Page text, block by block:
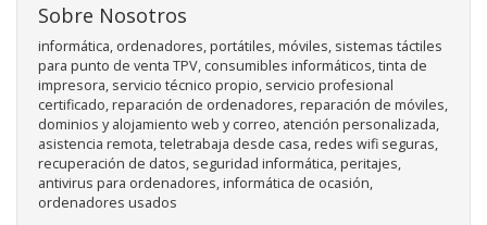
Sobre Nosotros
informática, ordenadores, portátiles, móviles, sistemas táctiles
para punto de venta TPV, consumibles informáticos, tinta de
impresora, servicio técnico propio, servicio profesional
certificado, reparación de ordenadores, reparación de móviles,
dominios y alojamiento web y correo, atención personalizada,
asistencia remota, teletrabaja desde casa, redes wifi seguras,
recuperación de datos, seguridad informática, peritajes,
antivirus para ordenadores, informática de ocasión,
ordenadores usados